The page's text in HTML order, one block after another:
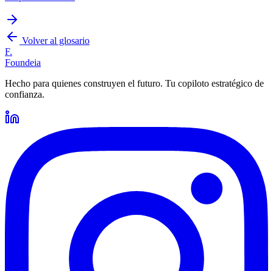
Volver al glosario
F.
Foundeia
Hecho para quienes construyen el futuro. Tu copiloto estratégico de
confianza.